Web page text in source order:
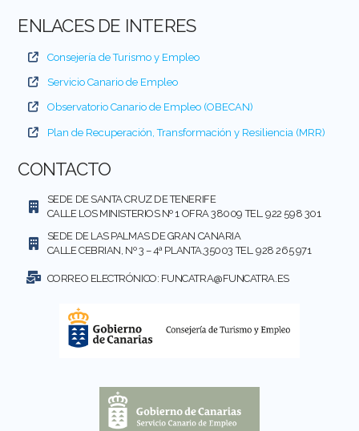
ENLACES DE INTERES
Consejería de Turismo y Empleo
Servicio Canario de Empleo
Observatorio Canario de Empleo (OBECAN)
Plan de Recuperación, Transformación y Resiliencia (MRR)
CONTACTO
SEDE DE SANTA CRUZ DE TENERIFE
CALLE LOS MINISTERIOS Nº 1 OFRA 38009 TEL. 922 598 301
SEDE DE LAS PALMAS DE GRAN CANARIA
CALLE CEBRIAN, Nº 3 – 4ª PLANTA,35003 TEL. 928 265 971
CORREO ELECTRÓNICO: FUNCATRA@FUNCATRA.ES